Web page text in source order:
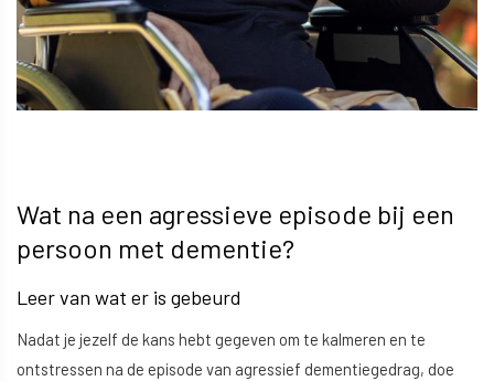
Wat na een agressieve episode bij een
persoon met dementie?
Leer van wat er is gebeurd
Nadat je jezelf de kans hebt gegeven om te kalmeren en te
ontstressen na de episode van agressief dementiegedrag, doe